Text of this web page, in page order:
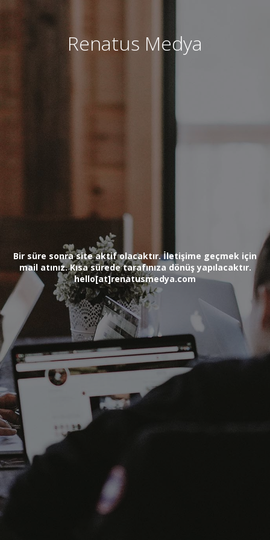
Renatus Medya
Bir süre sonra site aktif olacaktır. İletişime geçmek için
mail atınız. Kısa sürede tarafınıza dönüş yapılacaktır.
hello[at]renatusmedya.com